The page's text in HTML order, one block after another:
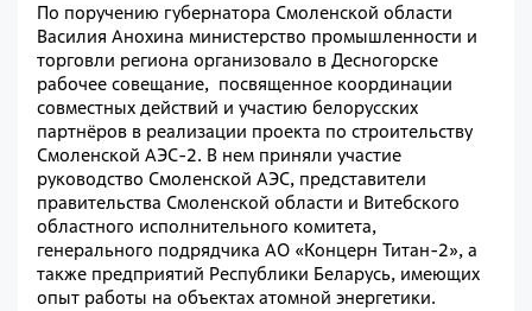
По поручению губернатора Смоленской области
Василия Анохина министерство промышленности и
торговли региона организовало в Десногорске
рабочее совещание, посвященное координации
совместных действий и участию белорусских
партнёров в реализации проекта по строительству
Смоленской АЭС-2. В нем приняли участие
руководство Смоленской АЭС, представители
правительства Смоленской области и Витебского
областного исполнительного комитета,
генерального подрядчика АО «Концерн Титан-2», а
также предприятий Республики Беларусь, имеющих
опыт работы на объектах атомной энергетики.